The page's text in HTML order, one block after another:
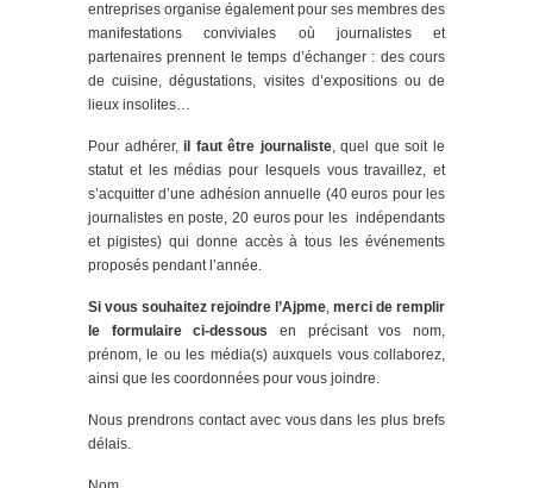
entreprises organise également pour ses membres des
manifestations conviviales où journalistes et
partenaires prennent le temps d’échanger : des cours
de cuisine, dégustations, visites d’expositions ou de
lieux insolites…
Pour adhérer,il faut être journaliste, quel que soit le
statut et les médias pour lesquels vous travaillez, et
s’acquitter d’une adhésion annuelle (40 euros pour les
journalistes en poste, 20 euros pour les indépendants
et pigistes) qui donne accès à tous les événements
proposés pendant l’année.
Si vous souhaitez rejoindre l’Ajpme, merci de remplir
le formulaire ci-dessous en précisant vos nom,
prénom, le ou les média(s) auxquels vous collaborez,
ainsi que les coordonnées pour vous joindre.
Nous prendrons contact avec vous dans les plus brefs
délais.